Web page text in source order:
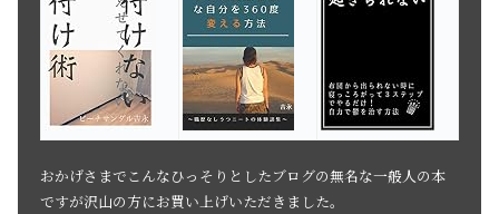
おかげさまでこんなひっそりとしたブログの無名な一般人の本
ですが沢山の方にお買い上げいただきました。